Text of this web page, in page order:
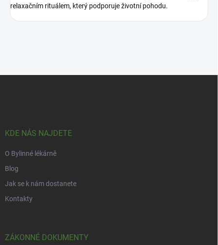
relaxačním rituálem, který podporuje životní pohodu.
KDE NÁS NAJDETE
O Bylinné lékárně
Blog
Jak se k nám dostanete
Kontakty
ZÁKONNÉ DOKUMENTY